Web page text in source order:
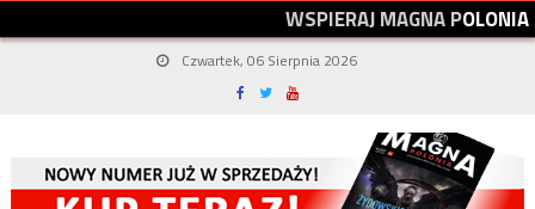
WSPIERAJMAGNAPOLONIA
Czwartek, 06 Sierpnia 2026